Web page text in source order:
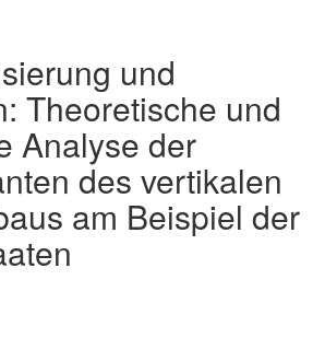
und
Theoretische und
Analyse der
des vertikalen
am Beispiel der